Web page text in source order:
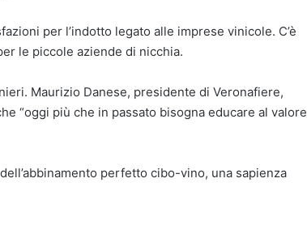
per l’indotto legato alle imprese vinicole. C’è
le piccole aziende di nicchia.
Maurizio Danese, presidente di Veronafiere,
“oggi più che in passato bisogna educare al valore
perfetto cibo-vino, una sapienza